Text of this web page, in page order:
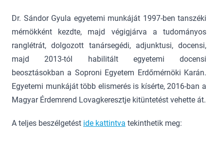
Dr. Sándor Gyula egyetemi munkáját 1997-ben tanszéki
mérnökként kezdte, majd végigjárva a tudományos
ranglétrát, dolgozott tanársegédi, adjunktusi, docensi,
majd 2013-tól habilitált egyetemi docensi
beosztásokban a Soproni Egyetem Erdőmérnöki Karán.
Egyetemi munkáját több elismerés is kísérte, 2016-ban a
Magyar Érdemrend Lovagkeresztje kitüntetést vehette át.
A teljes beszélgetést ide kattintva tekinthetik meg: